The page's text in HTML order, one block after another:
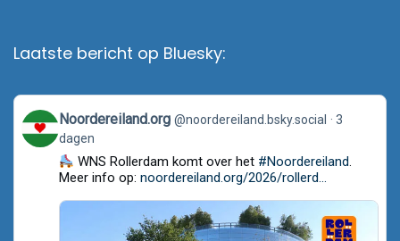
Laatste bericht op Bluesky:
View
post
by
Noordereiland.org
Bluesky
Noordereiland.org @noordereiland.bsky.social
3
dagen
WNS Rollerdam komt over het #Noordereiland.
Meer info op: noordereiland.org/2026/rollerd...